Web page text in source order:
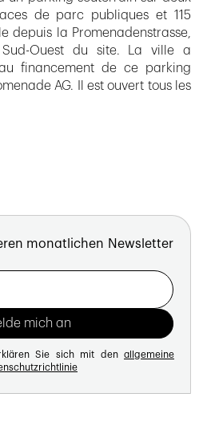
de parc publiques et 115
depuis la Promenadenstrasse,
Ouest du site. La ville a
financement de ce parking
AG. Il est ouvert tous les
monatlichen Newsletter
Sie sich mit den allgemeine